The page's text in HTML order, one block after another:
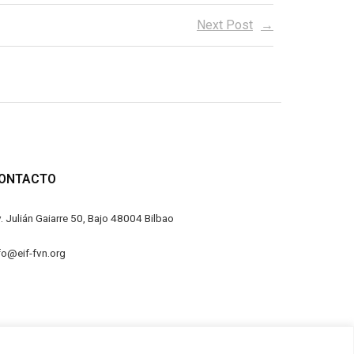
Next Post
Julián Gaiarre 50, Bajo 48004 Bilbao
fvn.org